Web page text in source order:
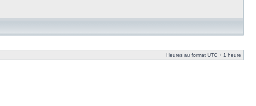
Heures au format UTC + 1 heure